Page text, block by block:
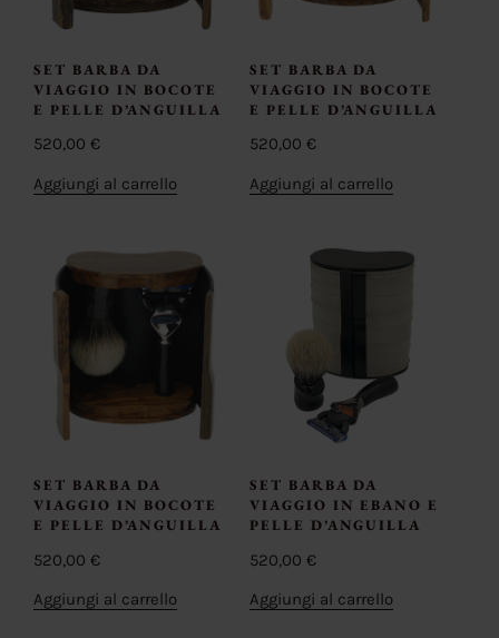
SET BARBA DA
VIAGGIO IN BOCOTE
E PELLE D’ANGUILLA
520,00 €
Aggiungi al carrello
SET BARBA DA
VIAGGIO IN BOCOTE
E PELLE D’ANGUILLA
520,00 €
Aggiungi al carrello
SET BARBA DA
VIAGGIO IN BOCOTE
E PELLE D’ANGUILLA
520,00 €
Aggiungi al carrello
SET BARBA DA
VIAGGIO IN EBANO E
PELLE D’ANGUILLA
520,00 €
Aggiungi al carrello